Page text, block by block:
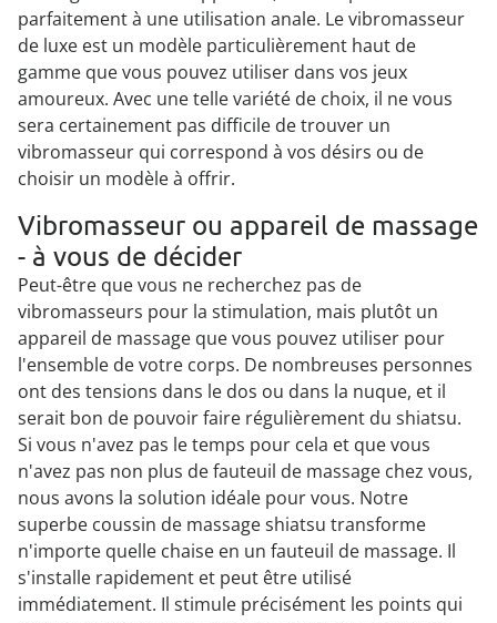
parfaitement à une utilisation anale. Le vibromasseur
de luxe est un modèle particulièrement haut de
gamme que vous pouvez utiliser dans vos jeux
amoureux. Avec une telle variété de choix, il ne vous
sera certainement pas difficile de trouver un
vibromasseur qui correspond à vos désirs ou de
choisir un modèle à offrir.
Vibromasseur ou appareil de massage
- à vous de décider
Peut-être que vous ne recherchez pas de
vibromasseurs pour la stimulation, mais plutôt un
appareil de massage que vous pouvez utiliser pour
l'ensemble de votre corps. De nombreuses personnes
ont des tensions dans le dos ou dans la nuque, et il
serait bon de pouvoir faire régulièrement du shiatsu.
Si vous n'avez pas le temps pour cela et que vous
n'avez pas non plus de fauteuil de massage chez vous,
nous avons la solution idéale pour vous. Notre
superbe coussin de massage shiatsu transforme
n'importe quelle chaise en un fauteuil de massage. Il
s'installe rapidement et peut être utilisé
immédiatement. Il stimule précisément les points qui